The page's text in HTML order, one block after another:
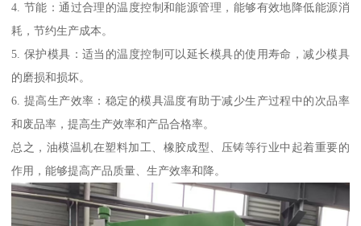
4. 节能：通过合理的温度控制和能源管理，能够有效地降低能源消
耗，节约生产成本。
5. 保护模具：适当的温度控制可以延长模具的使用寿命，减少模具
的磨损和损坏。
6. 提高生产效率：稳定的模具温度有助于减少生产过程中的次品率
和废品率，提高生产效率和产品合格率。
总之，油模温机在塑料加工、橡胶成型、压铸等行业中起着重要的
作用，能够提高产品质量、生产效率和降。